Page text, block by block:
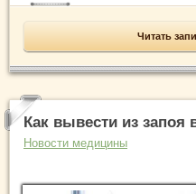
Читать
Как вывести из
Новости медицины